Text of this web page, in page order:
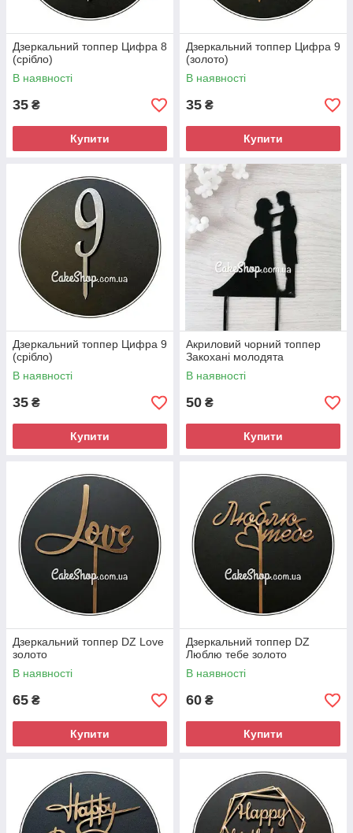
Дзеркальний топпер Цифра 8
(срібло)
В наявності
35 ₴
Купити
Дзеркальний топпер Цифра 9
(золото)
В наявності
35 ₴
Купити
Дзеркальний топпер Цифра 9
(срібло)
В наявності
35 ₴
Купити
Акриловий чорний топпер
Закохані молодята
В наявності
50 ₴
Купити
Дзеркальний топпер DZ Love
золото
В наявності
65 ₴
Купити
Дзеркальний топпер DZ
Люблю тебе золото
В наявності
60 ₴
Купити